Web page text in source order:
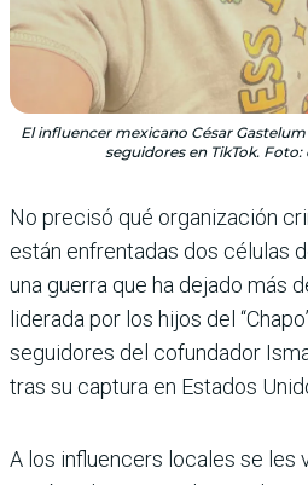
El influencer mexicano César
seguidores en TikTok.
No precisó qué organización
están enfrentadas dos células
una guerra que ha dejado más
liderada por los hijos del
seguidores del cofundador
tras su captura en Estados
A los influencers locales se les